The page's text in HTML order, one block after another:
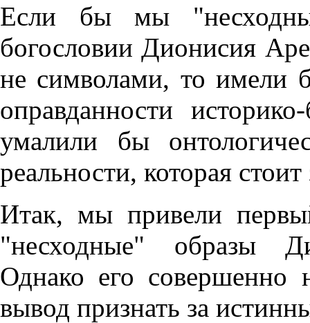
Если бы мы
богословии Дионисия
не символами, то имели
оправданности
умалили бы
реальности, которая
Итак, мы привели
"несходные" образы
Однако его совершенно
вывод признать за